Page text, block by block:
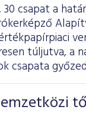
csapat a
túljutva, a
csapata